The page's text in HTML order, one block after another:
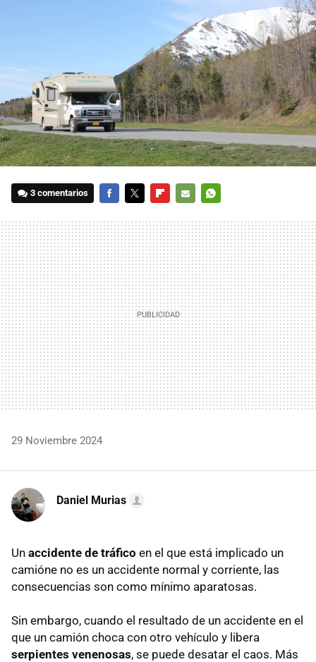
3 comentarios
MAIL
29 Noviembre 2024
Daniel Murias
Un accidente de tráfico en el que está implicado un
camióne no es un accidente normal y corriente, las
consecuencias son como mínimo aparatosas.
Sin embargo, cuando el resultado de un accidente en el
que un camión choca con otro vehículo y libera
serpientes venenosas, se puede desatar el caos. Más